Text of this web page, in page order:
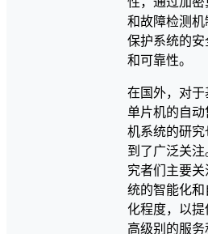
和故障检测机
保护系统的安
和可靠性。
在国外，对于
单片机的自动
机系统的研究
到了广泛关注
究者们主要关
统的智能化和
化程度，以提
高级别的服务